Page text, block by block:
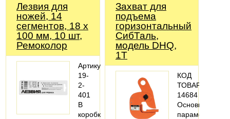
Лезвия для
ножей, 14
сегментов, 18 х
100 мм, 10 шт,
Ремоколор
Артикул:
19-
2-
401
В
коробке,
Захват для
подъема
горизонтальный
СибТаль,
модель DHQ,
1Т
КОД
ТОВАРА:
14684
Основные
параметры